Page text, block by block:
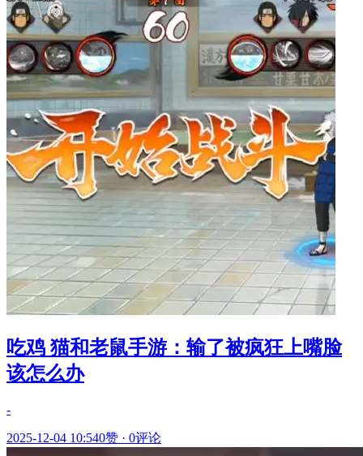
吃鸡 猫和老鼠手游：输了被疯狂上嘴脸
该怎么办
-
2025-12-04 10:540赞 · 0评论